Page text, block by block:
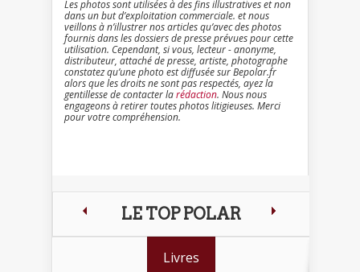
Les photos sont utilisées à des fins illustratives et non
dans un but d’exploitation commerciale. et nous
veillons à n’illustrer nos articles qu’avec des photos
fournis dans les dossiers de presse prévues pour cette
utilisation. Cependant, si vous, lecteur - anonyme,
distributeur, attaché de presse, artiste, photographe
constatez qu’une photo est diffusée sur Bepolar.fr
alors que les droits ne sont pas respectés, ayez la
gentillesse de contacter larédaction. Nous nous
engageons à retirer toutes photos litigieuses. Merci
pour votre compréhension.
LE TOP POLAR
Livres